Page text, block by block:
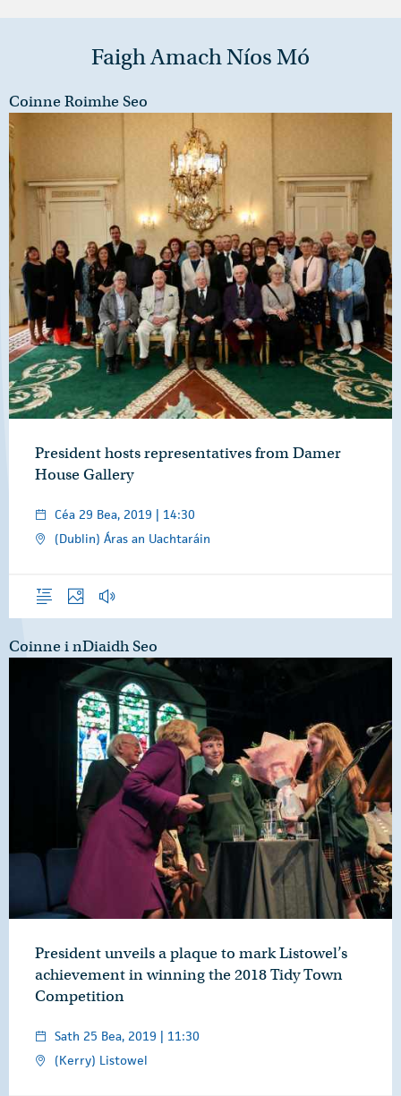
Faigh Amach Níos Mó
Coinne Roimhe Seo
President hosts representatives from Damer
House Gallery
Céa 29 Bea, 2019 | 14:30
(Dublin) Áras an Uachtaráin
ForléargasGrianghraifGearrthóga Fuaime
Coinne i nDiaidh Seo
President unveils a plaque to mark Listowel’s
achievement in winning the 2018 Tidy Town
Competition
Sath 25 Bea, 2019 | 11:30
(Kerry) Listowel